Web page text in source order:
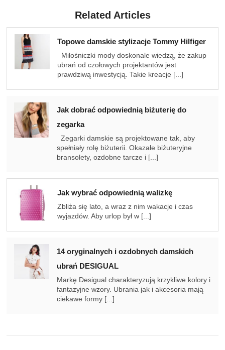
Related Articles
Topowe damskie stylizacje Tommy Hilfiger
Miłośniczki mody doskonale wiedzą, że zakup
ubrań od czołowych projektantów jest
prawdziwą inwestycją. Takie kreacje [...]
Jak dobrać odpowiednią biżuterię do
zegarka
Zegarki damskie są projektowane tak, aby
spełniały rolę biżuterii. Okazałe biżuteryjne
bransolety, ozdobne tarcze i [...]
Jak wybrać odpowiednią walizkę
Zbliża się lato, a wraz z nim wakacje i czas
wyjazdów. Aby urlop był w [...]
14 oryginalnych i ozdobnych damskich
ubrań DESIGUAL
Markę Desigual charakteryzują krzykliwe kolory i
fantazyjne wzory. Ubrania jak i akcesoria mają
ciekawe formy [...]